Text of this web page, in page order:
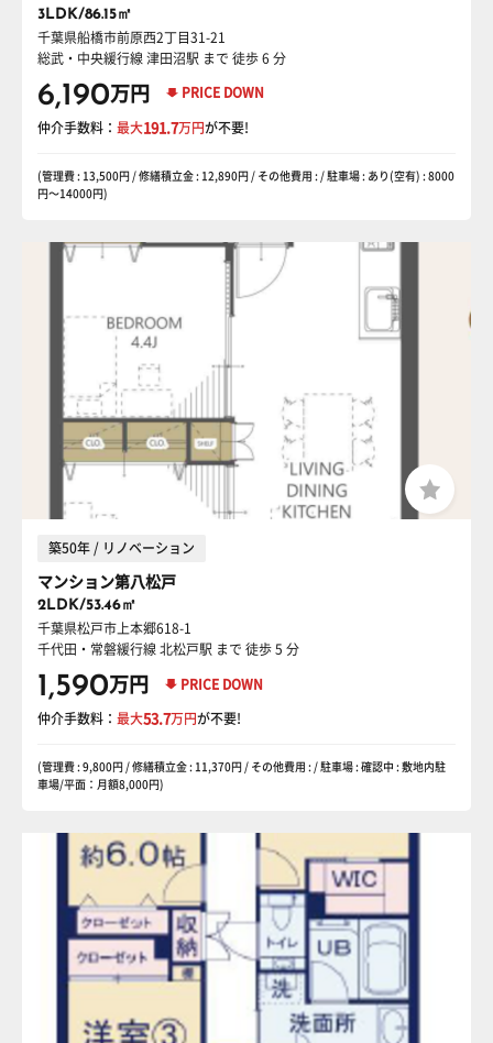
3LDK/86.15㎡
千葉県船橋市前原西2丁目31-21
総武・中央緩行線 津田沼駅 まで 徒歩 6 分
6,190万円 PRICE DOWN
仲介手数料： 最大191.7万円が不要!
(管理費 : 13,500円 / 修繕積立金 : 12,890円 / その他費用 : / 駐車場 : あり(空有) : 8000
円〜14000円)
築50年 / リノベーション
マンション第八松戸
2LDK/53.46㎡
千葉県松戸市上本郷618-1
千代田・常磐緩行線 北松戸駅 まで 徒歩 5 分
1,590万円 PRICE DOWN
仲介手数料： 最大53.7万円が不要!
(管理費 : 9,800円 / 修繕積立金 : 11,370円 / その他費用 : / 駐車場 : 確認中 : 敷地内駐
車場/平面：月額8,000円)